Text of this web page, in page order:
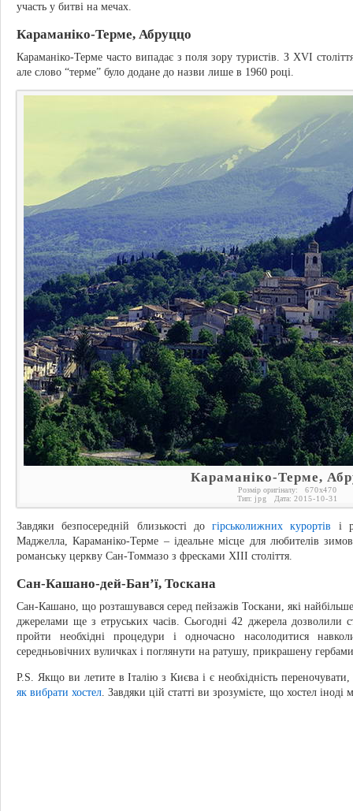
участь у битві на мечах.
Караманіко-Терме, Абруццо
Караманіко-Терме часто випадає з поля зору туристів. З XVI
але слово “терме” було додане до назви лише в 1960 році.
Караманіко-Терме,
Розмір оригіналу: 670x470
Тип: jpg Дата: 2015-10-31
Завдяки безпосередній близькості догірськолижних курортів і
Маджелла, Караманіко-Терме – ідеальне місце для любителів
романську церкву Сан-Томмазо з фресками XIII століття.
Сан-Кашано-дей-Бан’ї, Тоскана
Сан-Кашано, що розташувався серед пейзажів Тоскани, які
джерелами ще з етруських часів. Сьогодні 42 джерела дозволили
пройти необхідні процедури і одночасно насолодитися
середньовічних вуличках і поглянути на ратушу, прикрашену
P.S. Якщо ви летите в Італію з Києва і є необхідність
як вибрати хостел. Завдяки цій статті ви зрозумієте, що хостел іноді